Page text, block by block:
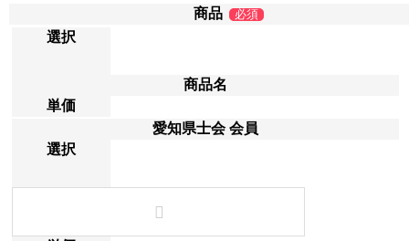
商品
必須
選択
商品名
単価
愛知県士会 会員
選択